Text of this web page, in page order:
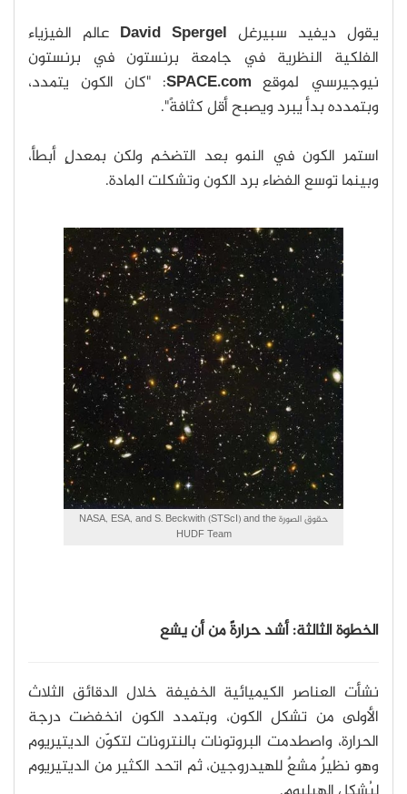
يقول ديفيد سبيرغل David Spergel عالم الفيزياء
الفلكية النظرية في جامعة برنستون في برنستون
نيوجيرسي لموقع SPACE.com: "كان الكون يتمدد،
وبتمدده بدأ يبرد ويصبح أقل كثافةً".
استمر الكون في النمو بعد التضخم ولكن بمعدلٍ أبطأ،
وبينما توسع الفضاء برد الكون وتشكلت المادة.
حقوق الصورة NASA, ESA, and S. Beckwith (STScI) and the
HUDF Team
الخطوة الثالثة: أشد حرارةً من أن يشع
نشأت العناصر الكيميائية الخفيفة خلال الدقائق الثلاث
الأولى من تشكل الكون، وبتمدد الكون انخفضت درجة
الحرارة، واصطدمت البروتونات بالنترونات لتكوّن الديتيريوم
وهو نظيرٌ مشعٌ للهيدروجين، ثم اتحد الكثير من الديتيريوم